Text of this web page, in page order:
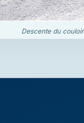
Descente du